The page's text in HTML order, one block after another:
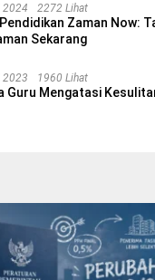
2024 2272 Lihat
Zaman Now:
Sekarang
2023 1960 Lihat
Guru Mengatasi